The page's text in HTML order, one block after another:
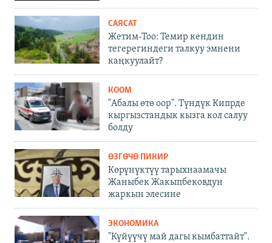
САЯСАТ
Жетим-Тоо: Темир кендин
тегерегиндеги талкуу эмнени
каңкуулайт?
КООМ
"Абалы өтө оор". Түндүк Кипрде
кыргызстандык кызга кол салуу
болду
ӨЗГӨЧӨ ПИКИР
Көрүнүктүү тарыхнаамачы
Жаныбек Жакыпбековдун
жаркын элесине
ЭКОНОМИКА
"Күйүүчү май дагы кымбаттайт".